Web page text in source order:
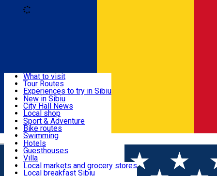
Română
Useful info
Activities & Adventure
Accommodation
Food, Drinks & Nightlife
Transport & Parking
What to visit
Tour Routes
Experiences to try in Sibiu
Podcast
Culture
Museums
Churches
Parks, Zoo
County of Sibiu
New in Sibiu
City Hall News
Local shop
Sibiu artisans
Sibiul Verde
Public services
Education
How do I get to Sibiu
Tourist Info
Tour Guides
Guided tours
Sport & Adventure
Bike routes
Swimming
Riding
Indoor activities
Loc de joacă indoor
Loc de joacă outdoor
Ski
Hotels
Guesthouses
Villa
Hostels
Motel
Local markets and grocery stores
Local breakfast Sibiu